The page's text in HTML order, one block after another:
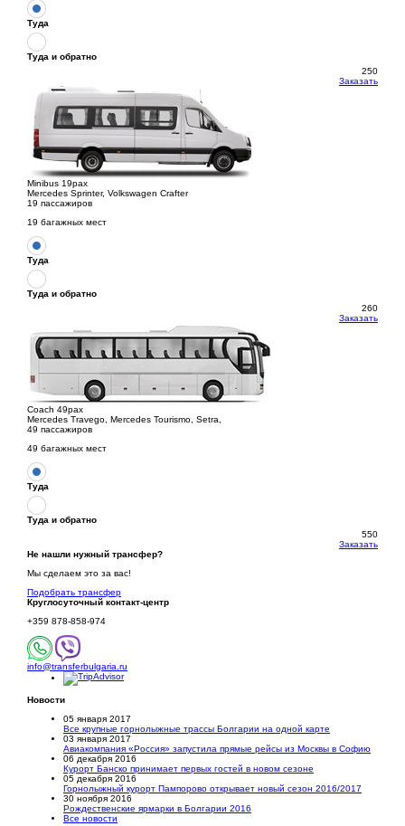
Туда
Туда и обратно
250
Заказать
Minibus 19pax
Mercedes Sprinter, Volkswagen Crafter
19 пассажиров
19 багажных мест
Туда
Туда и обратно
260
Заказать
Coach 49pax
Mercedes Travego, Mercedes Tourismo, Setra,
49 пассажиров
49 багажных мест
Туда
Туда и обратно
550
Заказать
Не нашли нужный трансфер?
Мы сделаем это за вас!
Подобрать трансфер
Круглосуточный контакт-центр
+359 878-858-974
info@transferbulgaria.ru
Новости
05 января 2017
Все крупные горнолыжные трассы Болгарии на одной карте
03 января 2017
Авиакомпания «Россия» запустила прямые рейсы из Москвы в Софию
06 декабря 2016
Курорт Банско принимает первых гостей в новом сезоне
05 декабря 2016
Горнолыжный курорт Пампорово открывает новый сезон 2016/2017
30 ноября 2016
Рождественские ярмарки в Болгарии 2016
Все новости